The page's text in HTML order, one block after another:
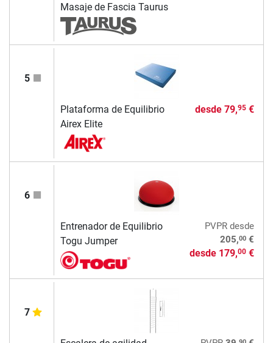
Masaje de Fascia Taurus
5
Plataforma de Equilibrio
Airex Elite
desde 79,95€
6
Entrenador de Equilibrio
Togu Jumper
PVPRdesde
205,00€
desde 179,00€
7